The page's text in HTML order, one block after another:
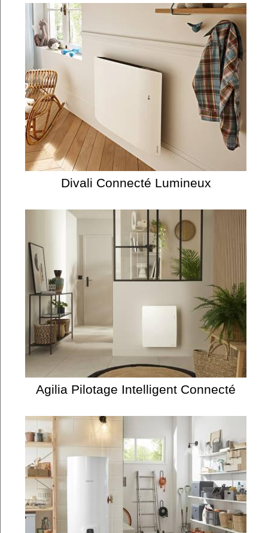
Divali Connecté Lumineux
Agilia Pilotage Intelligent Connecté